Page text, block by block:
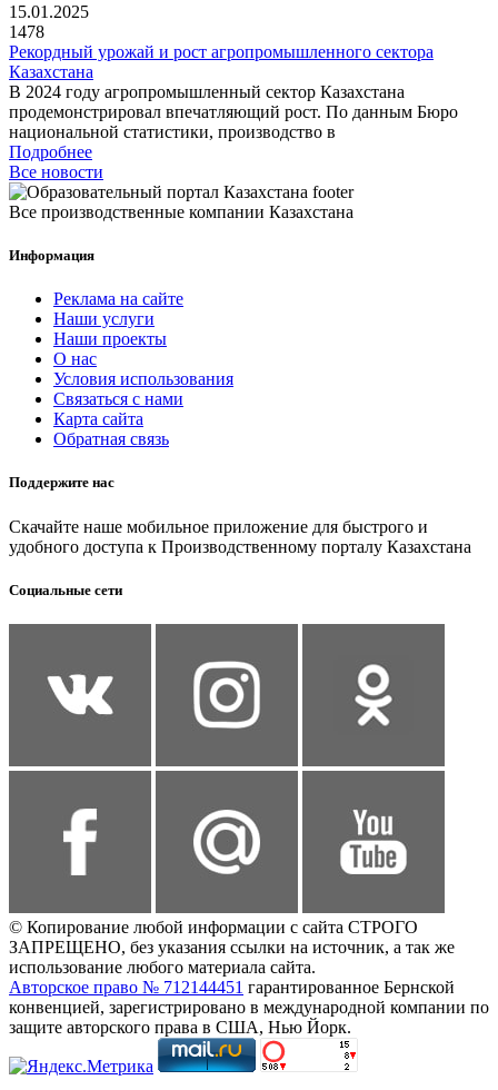
15.01.2025
1478
Рекордный урожай и рост агропромышленного сектора
Казахстана
В 2024 году агропромышленный сектор Казахстана
продемонстрировал впечатляющий рост. По данным Бюро
национальной статистики, производство в
Подробнее
Все новости
Все производственные компании Казахстана
Информация
Реклама на сайте
Наши услуги
Наши проекты
О нас
Условия использования
Связаться с нами
Карта сайта
Обратная связь
Поддержите нас
Скачайте наше мобильное приложение для быстрого и
удобного доступа к Производственному порталу Казахстана
Социальные сети
© Копирование любой информации с сайта СТРОГО
ЗАПРЕЩЕНО, без указания ссылки на источник, а так же
использование любого материала сайта.
Авторское право № 712144451 гарантированное Бернской
конвенцией, зарегистрировано в международной компании по
защите авторского права в США, Нью Йорк.